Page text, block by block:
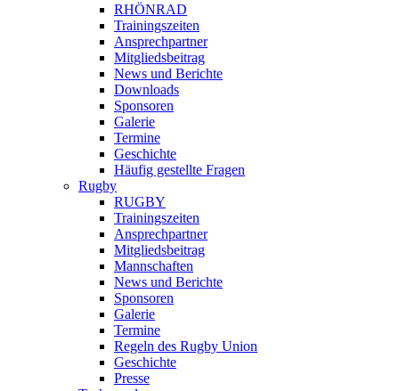
RHÖNRAD
Trainingszeiten
Ansprechpartner
Mitgliedsbeitrag
News und Berichte
Downloads
Sponsoren
Galerie
Termine
Geschichte
Häufig gestellte Fragen
Rugby
RUGBY
Trainingszeiten
Ansprechpartner
Mitgliedsbeitrag
Mannschaften
News und Berichte
Sponsoren
Galerie
Termine
Regeln des Rugby Union
Geschichte
Presse